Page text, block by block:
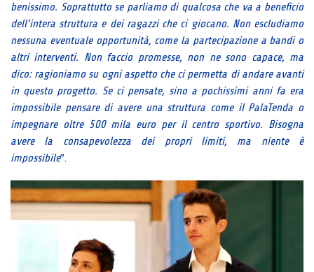
benissimo. Soprattutto se parliamo di qualcosa che va a beneficio
dell’intera struttura e dei ragazzi che ci giocano. Non escludiamo
nessuna eventuale opportunità, come la partecipazione a bandi o
altri interventi. Non faccio promesse, non ne sono capace, ma
dico: ragioniamo su ogni aspetto che ci permetta di andare avanti
in questo progetto. Se ci pensate, sino a pochissimi anni fa era
impossibile pensare di avere una struttura come il PalaTenda o
impegnare oltre 500 mila euro per il centro sportivo. Bisogna
avere la consapevolezza dei propri limiti, ma niente è
impossibile”.